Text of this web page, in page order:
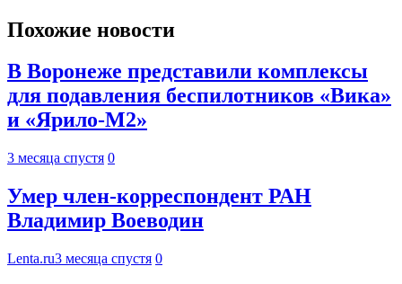
Похожие новости
В Воронеже представили комплексы
для подавления беспилотников «Вика»
и «Ярило-М2»
3 месяца спустя 0
Умер член-корреспондент РАН
Владимир Воеводин
Lenta.ru3 месяца спустя 0